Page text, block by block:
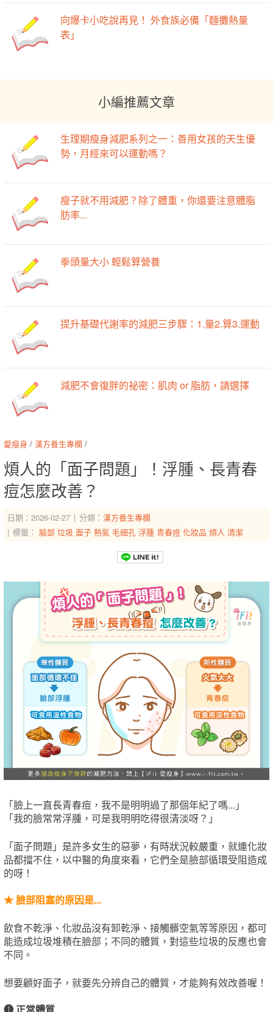
向爆卡小吃說再見！ 外食族必備「麵攤熱量
表」
小編推薦文章
生理期瘦身減肥系列之一：善用女孩的天生優
勢，月經來可以運動嗎？
瘦子就不用減肥？除了體重，你還要注意體脂
肪率...
拳頭量大小 輕鬆算營養
提升基礎代謝率的減肥三步驟：1.量2.算3.運動
減肥不會復胖的祕密：肌肉 or 脂肪，請選擇
愛瘦身 / 漢方養生專欄 /
煩人的「面子問題」！浮腫、長青春
痘怎麼改善？
日期：2026-02-27 分類： 漢方養生專欄
標籤： 臉部 垃圾 面子 熱氣 毛細孔 浮腫 青春痘 化妝品 煩人 清潔
「臉上一直長青春痘，我不是明明過了那個年紀了嗎...」
「我的臉常常浮腫，可是我明明吃得很清淡呀？」
「面子問題」是許多女生的惡夢，有時狀況較嚴重，就連化妝
品都擋不住，以中醫的角度來看，它們全是臉部循環受阻造成
的呀！
★臉部阻塞的原因是...
飲食不乾淨、化妝品沒有卸乾淨、接觸髒空氣等等原因，都可
能造成垃圾堆積在臉部；不同的體質，對這些垃圾的反應也會
不同。
想要顧好面子，就要先分辨自己的體質，才能夠有效改善喔！